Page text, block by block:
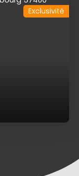
Exclusivité